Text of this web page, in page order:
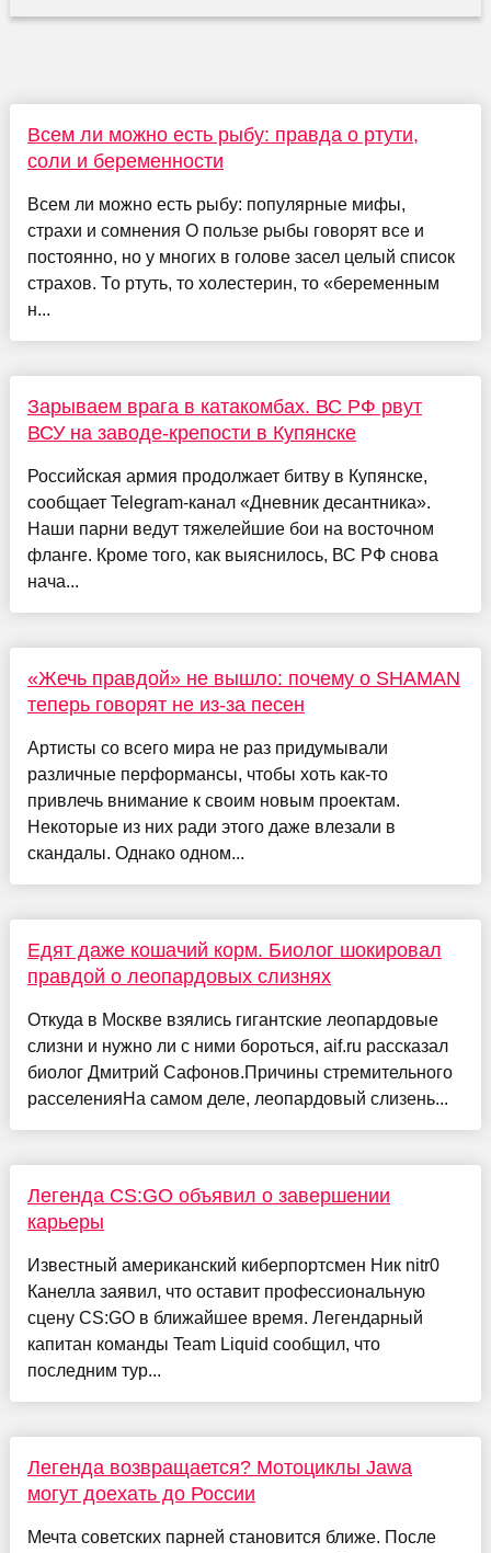
Всем ли можно есть рыбу: правда о ртути,
соли и беременности
Всем ли можно есть рыбу: популярные мифы,
страхи и сомнения О пользе рыбы говорят все и
постоянно, но у многих в голове засел целый список
страхов. То ртуть, то холестерин, то «беременным
н...
Зарываем врага в катакомбах. ВС РФ рвут
ВСУ на заводе-крепости в Купянске
Российская армия продолжает битву в Купянске,
сообщает Telegram-канал «Дневник десантника».
Наши парни ведут тяжелейшие бои на восточном
фланге. Кроме того, как выяснилось, ВС РФ снова
нача...
«Жечь правдой» не вышло: почему о SHAMAN
теперь говорят не из-за песен
Артисты со всего мира не раз придумывали
различные перформансы, чтобы хоть как-то
привлечь внимание к своим новым проектам.
Некоторые из них ради этого даже влезали в
скандалы. Однако одном...
Едят даже кошачий корм. Биолог шокировал
правдой о леопардовых слизнях
Откуда в Москве взялись гигантские леопардовые
слизни и нужно ли с ними бороться, aif.ru рассказал
биолог Дмитрий Сафонов.Причины стремительного
расселенияНа самом деле, леопардовый слизень...
Легенда CS:GO объявил о завершении
карьеры
Известный американский киберпортсмен Ник nitr0
Канелла заявил, что оставит профессиональную
сцену CS:GO в ближайшее время. Легендарный
капитан команды Team Liquid сообщил, что
последним тур...
Легенда возвращается? Мотоциклы Jawa
могут доехать до России
Мечта советских парней становится ближе. После